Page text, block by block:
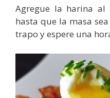
Agregue la harina al
hasta que la masa
trapo y espere una